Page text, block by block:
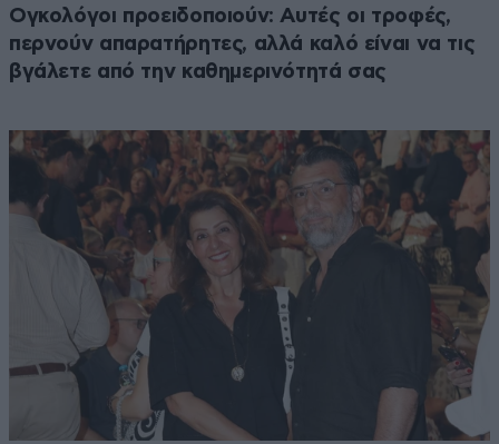
Ογκολόγοι προειδοποιούν: Αυτές οι τροφές,
περνούν απαρατήρητες, αλλά καλό είναι να τις
βγάλετε από την καθημερινότητά σας